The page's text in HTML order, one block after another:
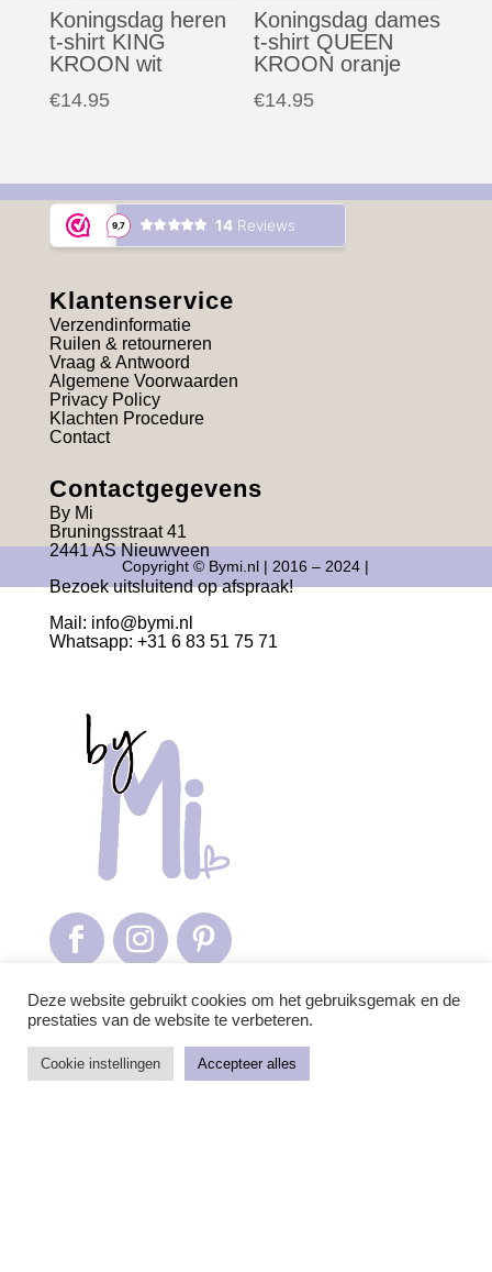
Koningsdag heren
t-shirt KING
KROON wit
€14.95
Koningsdag dames
t-shirt QUEEN
KROON oranje
€14.95
Klantenservice
Verzendinformatie
Ruilen & retourneren
Vraag & Antwoord
Algemene Voorwaarden
Privacy Policy
Klachten Procedure
Contact
Contactgegevens
By Mi
Bruningsstraat 41
2441 AS Nieuwveen
Bezoek uitsluitend op afspraak!
Mail: info@bymi.nl
Whatsapp: +31 6 83 51 75 71
Copyright © Bymi.nl | 2016 – 2024 |
Deze website gebruikt cookies om het gebruiksgemak en de
prestaties van de website te verbeteren.
Cookie instellingen Accepteer alles